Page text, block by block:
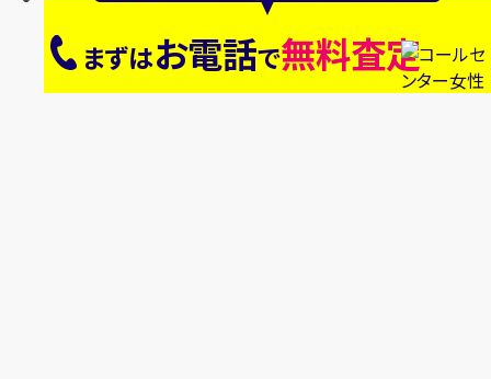
まずはお電話で無料査定